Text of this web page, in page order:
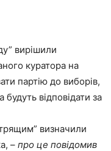
вирішили
куратора на
партію до виборів,
будуть відповідати за
визначили
– про це повідомив